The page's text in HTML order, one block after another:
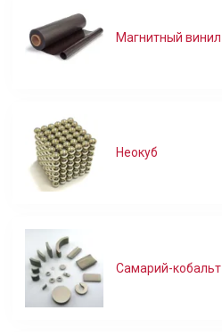
Магнитный винил
Неокуб
Самарий-кобальт